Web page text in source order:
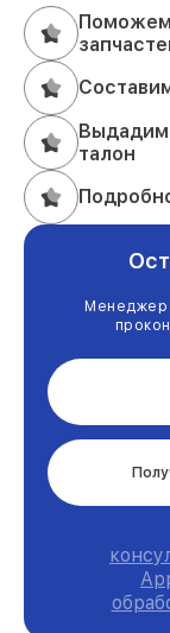
Поможем
Выдадим
талон
Менеджер